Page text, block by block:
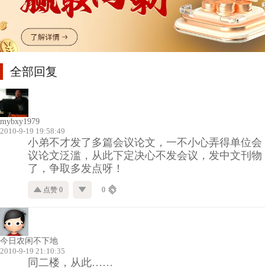
全部回复
mybxy1979
2010-9-19 19:58:49
小弟不才发了多篇会议论文，一不小心弄得单位会
议论文泛滥，从此下定决心不发会议，发中文刊物
了，争取多发点呀！
点赞 0 0
今日农闲不下地
2010-9-19 21:10:35
同二楼，从此……